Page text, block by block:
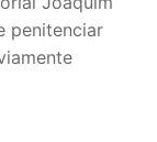
penitenciar